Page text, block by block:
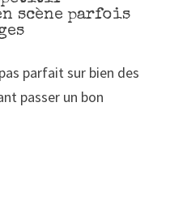
scène parfois
parfait sur bien des
passer un bon